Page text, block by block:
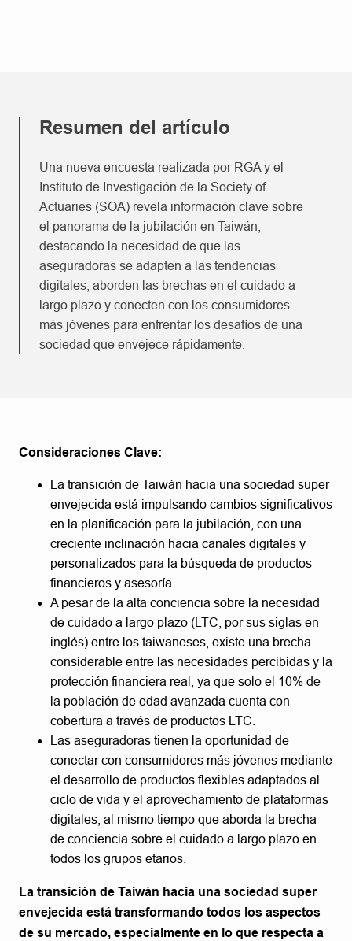
Resumen del artículo
Una nueva encuesta realizada por RGA y el
Instituto de Investigación de la Society of
Actuaries (SOA) revela información clave sobre
el panorama de la jubilación en Taiwán,
destacando la necesidad de que las
aseguradoras se adapten a las tendencias
digitales, aborden las brechas en el cuidado a
largo plazo y conecten con los consumidores
más jóvenes para enfrentar los desafíos de una
sociedad que envejece rápidamente.
Consideraciones Clave:
La transición de Taiwán hacia una sociedad super
envejecida está impulsando cambios significativos
en la planificación para la jubilación, con una
creciente inclinación hacia canales digitales y
personalizados para la búsqueda de productos
financieros y asesoría.
A pesar de la alta conciencia sobre la necesidad
de cuidado a largo plazo (LTC, por sus siglas en
inglés) entre los taiwaneses, existe una brecha
considerable entre las necesidades percibidas y la
protección financiera real, ya que solo el 10% de
la población de edad avanzada cuenta con
cobertura a través de productos LTC.
Las aseguradoras tienen la oportunidad de
conectar con consumidores más jóvenes mediante
el desarrollo de productos flexibles adaptados al
ciclo de vida y el aprovechamiento de plataformas
digitales, al mismo tiempo que aborda la brecha
de conciencia sobre el cuidado a largo plazo en
todos los grupos etarios.
La transición de Taiwán hacia una sociedad super
envejecida está transformando todos los aspectos
de su mercado, especialmente en lo que respecta a